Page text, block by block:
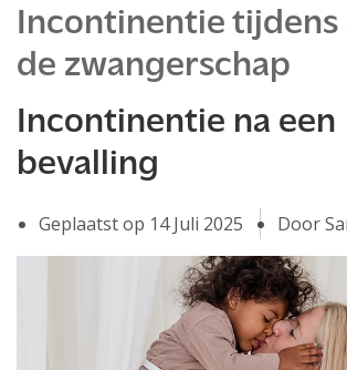
TENA Slip
TENA Overig
Dieetvoeding
Verschillende soorten
Kenniscentrum
Incontinentie tijdens
de zwangerschap
Incontinentie na een
bevalling
Geplaatst op 14 Juli 2025 Door